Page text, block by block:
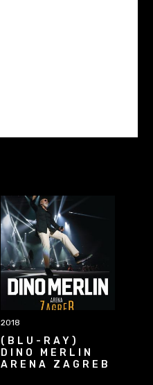
2018
(BLU-RAY)
DINO MERLIN
ARENA ZAGREB